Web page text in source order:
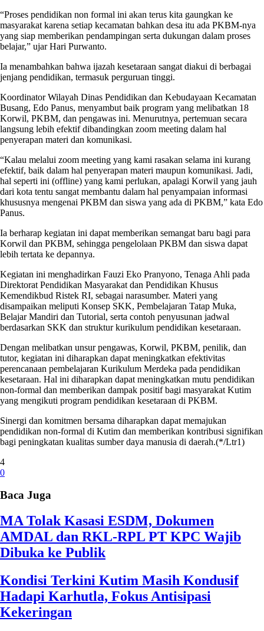
“Proses pendidikan non formal ini akan terus kita gaungkan ke
masyarakat karena setiap kecamatan bahkan desa itu ada PKBM-nya
yang siap memberikan pendampingan serta dukungan dalam proses
belajar,” ujar Hari Purwanto.
Ia menambahkan bahwa ijazah kesetaraan sangat diakui di berbagai
jenjang pendidikan, termasuk perguruan tinggi.
Koordinator Wilayah Dinas Pendidikan dan Kebudayaan Kecamatan
Busang, Edo Panus, menyambut baik program yang melibatkan 18
Korwil, PKBM, dan pengawas ini. Menurutnya, pertemuan secara
langsung lebih efektif dibandingkan zoom meeting dalam hal
penyerapan materi dan komunikasi.
“Kalau melalui zoom meeting yang kami rasakan selama ini kurang
efektif, baik dalam hal penyerapan materi maupun komunikasi. Jadi,
hal seperti ini (offline) yang kami perlukan, apalagi Korwil yang jauh
dari kota tentu sangat membantu dalam hal penyampaian informasi
khususnya mengenai PKBM dan siswa yang ada di PKBM,” kata Edo
Panus.
Ia berharap kegiatan ini dapat memberikan semangat baru bagi para
Korwil dan PKBM, sehingga pengelolaan PKBM dan siswa dapat
lebih tertata ke depannya.
Kegiatan ini menghadirkan Fauzi Eko Pranyono, Tenaga Ahli pada
Direktorat Pendidikan Masyarakat dan Pendidikan Khusus
Kemendikbud Ristek RI, sebagai narasumber. Materi yang
disampaikan meliputi Konsep SKK, Pembelajaran Tatap Muka,
Belajar Mandiri dan Tutorial, serta contoh penyusunan jadwal
berdasarkan SKK dan struktur kurikulum pendidikan kesetaraan.
Dengan melibatkan unsur pengawas, Korwil, PKBM, penilik, dan
tutor, kegiatan ini diharapkan dapat meningkatkan efektivitas
perencanaan pembelajaran Kurikulum Merdeka pada pendidikan
kesetaraan. Hal ini diharapkan dapat meningkatkan mutu pendidikan
non-formal dan memberikan dampak positif bagi masyarakat Kutim
yang mengikuti program pendidikan kesetaraan di PKBM.
Sinergi dan komitmen bersama diharapkan dapat memajukan
pendidikan non-formal di Kutim dan memberikan kontribusi signifikan
bagi peningkatan kualitas sumber daya manusia di daerah.(*/Ltr1)
4
0
Baca Juga
MA Tolak Kasasi ESDM, Dokumen
AMDAL dan RKL-RPL PT KPC Wajib
Dibuka ke Publik
Kondisi Terkini Kutim Masih Kondusif
Hadapi Karhutla, Fokus Antisipasi
Kekeringan